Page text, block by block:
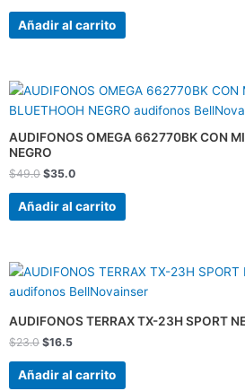
Añadir al carrito
AUDIFONOS OMEGA 662770BK CON
NEGRO
$49.0
El
original
era:
$49.0.
$35.0
El
actual
es:
$35.0.
Añadir al carrito
AUDIFONOS TERRAX TX-23H SPORT
$23.0
El
original
$23.0.
$16.5
El
actual
$16.5.
Añadir al carrito